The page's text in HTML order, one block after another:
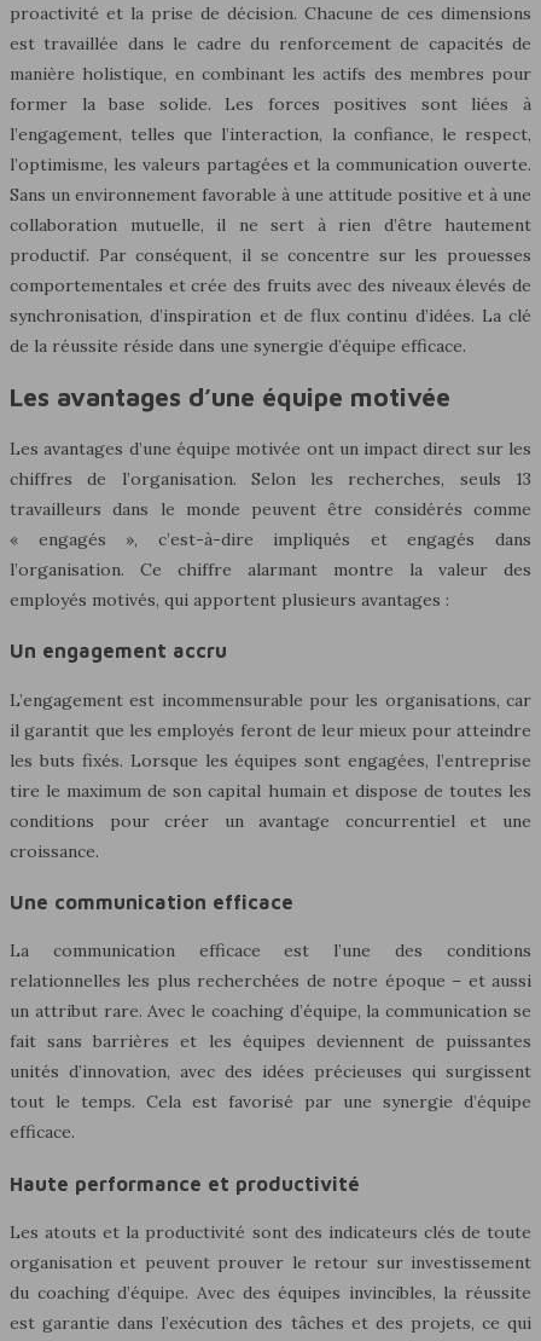
proactivité et la prise de décision. Chacune de ces dimensions
est travaillée dans le cadre du renforcement de capacités de
manière holistique, en combinant les actifs des membres pour
former la base solide. Les forces positives sont liées à
l’engagement, telles que l’interaction, la confiance, le respect,
l’optimisme, les valeurs partagées et la communication ouverte.
Sans un environnement favorable à une attitude positive et à une
collaboration mutuelle, il ne sert à rien d’être hautement
productif. Par conséquent, il se concentre sur les prouesses
comportementales et crée des fruits avec des niveaux élevés de
synchronisation, d’inspiration et de flux continu d’idées. La clé
de la réussite réside dans une synergie d’équipe efficace.
Les avantages d’une équipe motivée
Les avantages d’une équipe motivée ont un impact direct sur les
chiffres de l’organisation. Selon les recherches, seuls 13
travailleurs dans le monde peuvent être considérés comme
« engagés », c’est-à-dire impliqués et engagés dans
l’organisation. Ce chiffre alarmant montre la valeur des
employés motivés, qui apportent plusieurs avantages :
Un engagement accru
L’engagement est incommensurable pour les organisations, car
il garantit que les employés feront de leur mieux pour atteindre
les buts fixés. Lorsque les équipes sont engagées, l’entreprise
tire le maximum de son capital humain et dispose de toutes les
conditions pour créer un avantage concurrentiel et une
croissance.
Une communication efficace
La communication efficace est l’une des conditions
relationnelles les plus recherchées de notre époque – et aussi
un attribut rare. Avec le coaching d’équipe, la communication se
fait sans barrières et les équipes deviennent de puissantes
unités d’innovation, avec des idées précieuses qui surgissent
tout le temps. Cela est favorisé par une synergie d’équipe
efficace.
Haute performance et productivité
Les atouts et la productivité sont des indicateurs clés de toute
organisation et peuvent prouver le retour sur investissement
du coaching d’équipe. Avec des équipes invincibles, la réussite
est garantie dans l’exécution des tâches et des projets, ce qui